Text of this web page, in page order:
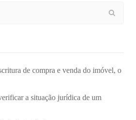
de compra e venda do imóvel, o
a situação jurídica de um